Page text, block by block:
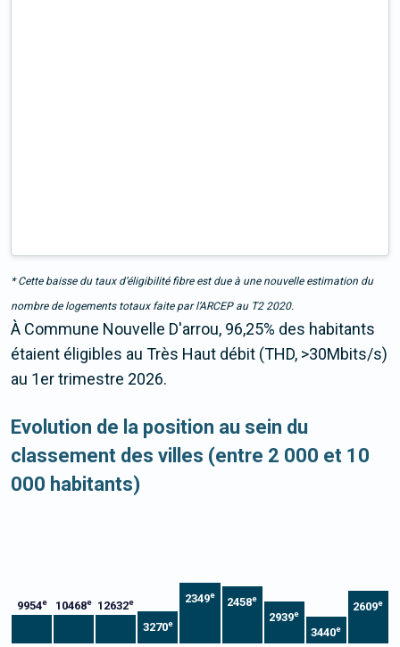
* Cette baisse du taux d’éligibilité fibre est due à une nouvelle estimation du
nombre de logements totaux faite par l’ARCEP au T2 2020.
À Commune Nouvelle D'arrou, 96,25% des habitants
étaient éligibles au Très Haut débit (THD, >30Mbits/s)
au 1er trimestre 2026.
Evolution de la position au sein du
classement des villes (entre 2 000 et 10
000 habitants)
9954e 10468e 12632e
3270e
2349e
2458e
2939e
3440e
2609e